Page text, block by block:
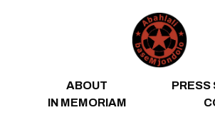
ABOUT
IN MEMORIAM